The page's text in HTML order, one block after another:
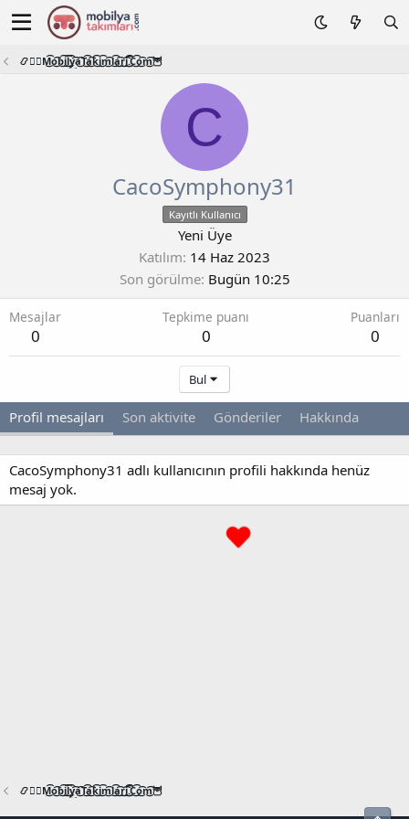
📿🧙‍♂️M͜͡o͜͡b͜͡i͜͡l͜͡y͜͡a͜͡T͜͡a͜͡k͜͡i͜͡m͜͡l͜͡a͜͡r͜͡i͜͡.͜͡C͜͡o͜͡m͜͡🦉
C
CacoSymphony31
Kayıtlı Kullanıcı
Yeni Üye
Katılım 14 Haz 2023
Son görülme Bugün 10:25
Mesajlar
0
Tepkime puanı
0
Puanları
0
Bul
Profil mesajları Son aktivite Gönderiler Hakkında
CacoSymphony31 adlı kullanıcının profili hakkında henüz
mesaj yok.
📿🧙‍♂️M͜͡o͜͡b͜͡i͜͡l͜͡y͜͡a͜͡T͜͡a͜͡k͜͡i͜͡m͜͡l͜͡a͜͡r͜͡i͜͡.͜͡C͜͡o͜͡m͜͡🦉